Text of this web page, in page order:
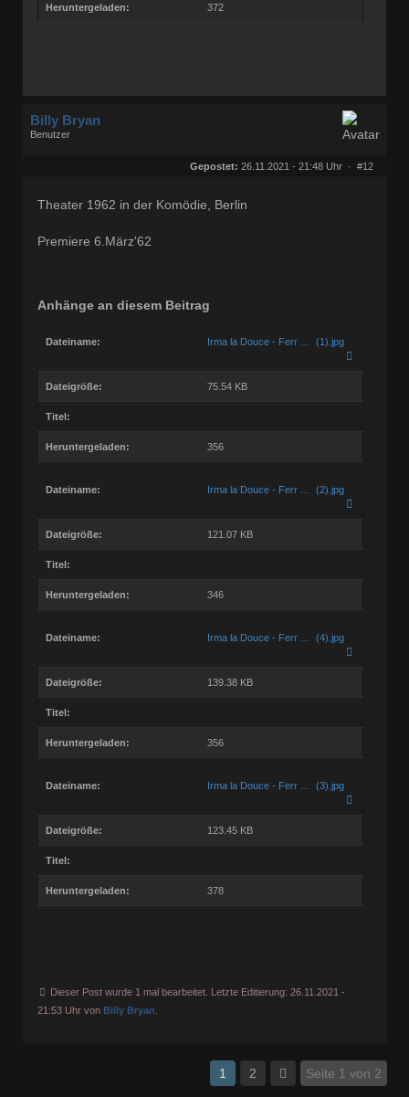
Heruntergeladen: 372
Billy Bryan
Benutzer
Gepostet: 26.11.2021 - 21:48 Uhr · #12
Theater 1962 in der Komödie, Berlin
Premiere 6.März'62
Anhänge an diesem Beitrag
Dateiname: Irma la Douce - Ferr … (1).jpg
Dateigröße: 75.54 KB
Titel:
Heruntergeladen: 356
Dateiname: Irma la Douce - Ferr … (2).jpg
Dateigröße: 121.07 KB
Titel:
Heruntergeladen: 346
Dateiname: Irma la Douce - Ferr … (4).jpg
Dateigröße: 139.38 KB
Titel:
Heruntergeladen: 356
Dateiname: Irma la Douce - Ferr … (3).jpg
Dateigröße: 123.45 KB
Titel:
Heruntergeladen: 378
Dieser Post wurde 1 mal bearbeitet. Letzte Editierung: 26.11.2021 -
21:53 Uhr von Billy Bryan
1 2 Seite 1 von 2